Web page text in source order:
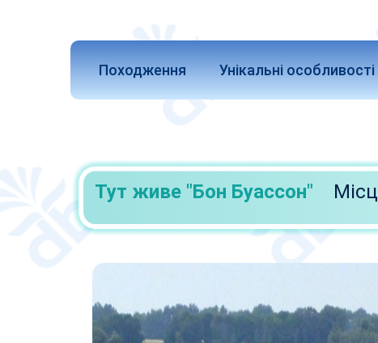
Походження Унікальні особливості
Тут живе "Бон Буассон"